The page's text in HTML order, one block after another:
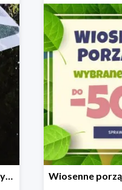
Deszcz rabatów, do -50% na wybrane modele